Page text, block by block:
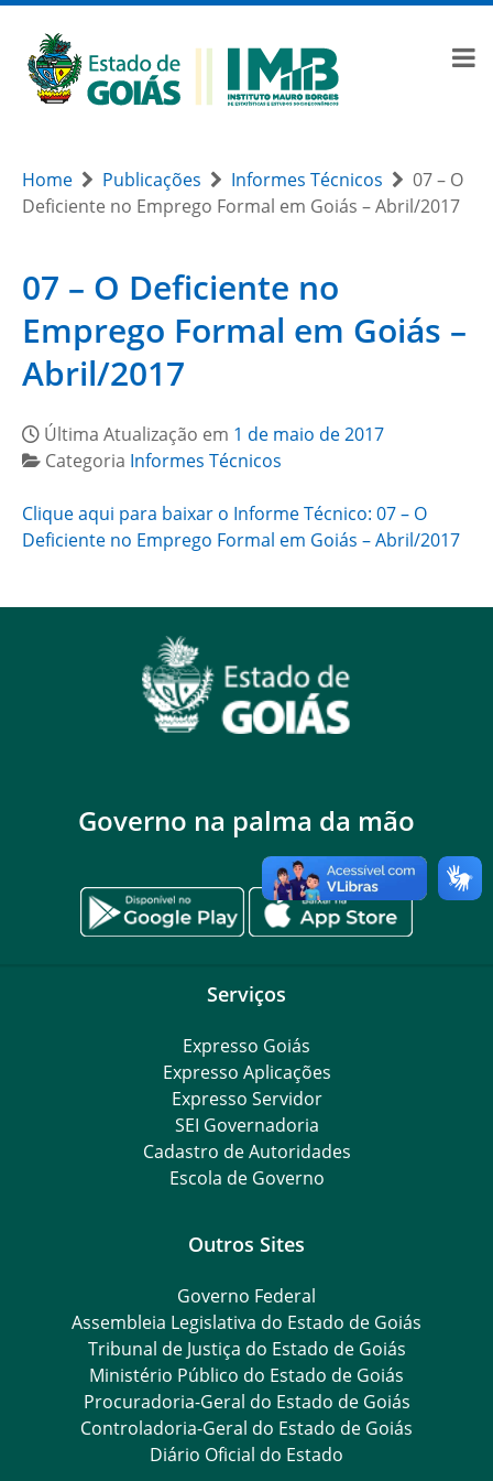
Home Publicações Informes Técnicos
07 – O
Deficiente no Emprego Formal em Goiás – Abril/2017
07 – O Deficiente no
Emprego Formal em Goiás –
Abril/2017
Última Atualização em 1 de maio de 2017
Categoria Informes Técnicos
Clique aqui para baixar o Informe Técnico: 07 – O
Deficiente no Emprego Formal em Goiás – Abril/2017
Governo na palma da mão
Serviços
Expresso Goiás
Expresso Aplicações
Expresso Servidor
SEI Governadoria
Cadastro de Autoridades
Escola de Governo
Outros Sites
Governo Federal
Assembleia Legislativa do Estado de Goiás
Tribunal de Justiça do Estado de Goiás
Ministério Público do Estado de Goiás
Procuradoria-Geral do Estado de Goiás
Controladoria-Geral do Estado de Goiás
Diário Oficial do Estado